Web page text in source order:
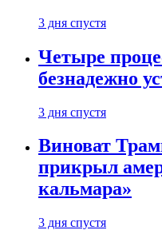
3 дня спустя
Четыре
безнадежно
3 дня спустя
Виноват
прикрыл
кальмара»
3 дня спустя